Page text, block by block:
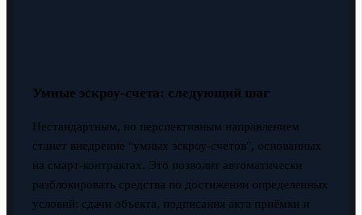
Умные эскроу-счета: следующий шаг
Нестандартным, но перспективным направлением
станет внедрение "умных эскроу-счетов", основанных
на смарт-контрактах. Это позволит автоматически
разблокировать средства по достижении определенных
условий: сдачи объекта, подписания акта приёмки и